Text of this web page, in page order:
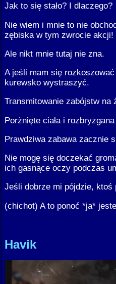
Jak to się stało? I dlaczego?
Nie wiem i mnie to nie
zębiska w tym zwrocie akcji!
Ale nikt mnie tutaj nie zna.
A jeśli mam się
kurewsko wystraszyć.
Transmitowanie zabójstw na
Porżnięte ciała i
Prawdziwa zabawa zacznie
Nie mogę się doczekać
ich gasnące oczy podczas
Jeśli dobrze mi pójdzie, ktoś
(chichot) A to ponoć *ja*
Havik